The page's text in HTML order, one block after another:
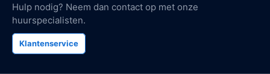
Hulp nodig? Neem dan contact op met onze
huurspecialisten.
Klantenservice